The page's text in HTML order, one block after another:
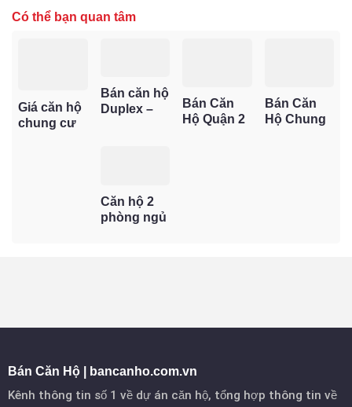
Có thể bạn quan tâm
Giá căn hộ
chung cư
Bán căn hộ
Duplex –
thành phố
Bán Căn
Hộ Quận 2
Bán Căn
Hộ Chung
Căn hộ 2
phòng ngủ
2025)
Bán Căn Hộ | bancanho.com.vn
Kênh thông tin số 1 về dự án căn hộ, tổng hợp thông tin về